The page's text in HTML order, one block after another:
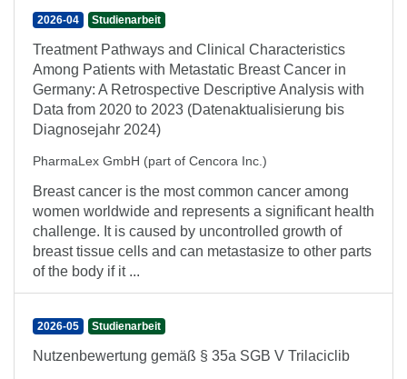
2026-04 Studienarbeit
Treatment Pathways and Clinical Characteristics
Among Patients with Metastatic Breast Cancer in
Germany: A Retrospective Descriptive Analysis with
Data from 2020 to 2023 (Datenaktualisierung bis
Diagnosejahr 2024)
PharmaLex GmbH (part of Cencora Inc.)
Breast cancer is the most common cancer among
women worldwide and represents a significant health
challenge. It is caused by uncontrolled growth of
breast tissue cells and can metastasize to other parts
of the body if it ...
2026-05 Studienarbeit
Nutzenbewertung gemäß § 35a SGB V Trilaciclib